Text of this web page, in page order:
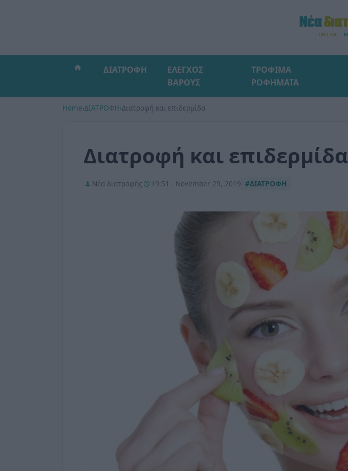
ΔΙΑΤΡΟΦΗ
ΕΛΕΓΧΟΣ
ΒΑΡΟΥΣ
ΤΡΟΦΙΜΑ
ΡΟΦΗΜΑΤΑ
Home›ΔΙΑΤΡΟΦΗ›Διατροφή και επιδερμίδα
Διατροφή και επιδερμίδα
Νέα Διατροφής 19:51 - November 29, 2019 #ΔΙΑΤΡΟΦΗ